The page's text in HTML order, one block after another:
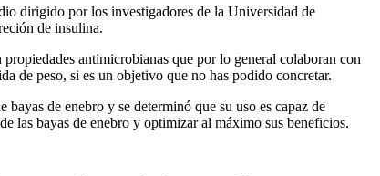
dirigido por los investigadores de la Universidad de
de insulina.
antimicrobianas que por lo general colaboran con
de peso, si es un objetivo que no has podido concretar.
de enebro y se determinó que su uso es capaz de
las bayas de enebro y optimizar al máximo sus beneficios.